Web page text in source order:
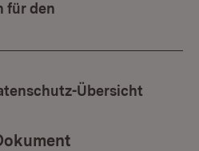
für den
Übersicht